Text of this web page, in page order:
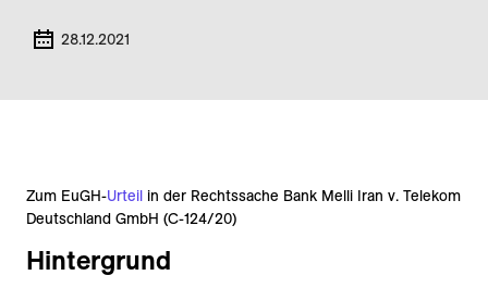
28.12.2021
Zum EuGH-Urteil in der Rechtssache Bank Melli Iran v. Telekom
Deutschland GmbH (C-124/20)
Hintergrund